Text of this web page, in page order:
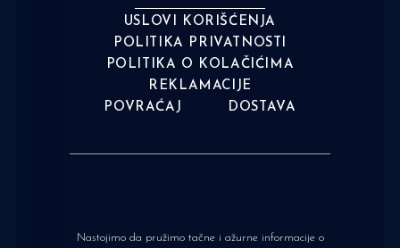
USLOVI KORIŠĆENJA
POLITIKA PRIVATNOSTI
POLITIKA O KOLAČIĆIMA
REKLAMACIJE
POVRAĆAJ
DOSTAVA
Nastojimo da pružimo tačne i ažurne informacije o